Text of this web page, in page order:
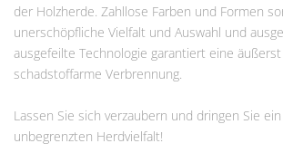
der Holzherde. Zahllose Farben und Formen
unerschöpfliche Vielfalt und Auswahl und
ausgefeilte Technologie garantiert eine
schadstoffarme Verbrennung.
Lassen Sie sich verzaubern und dringen Sie
unbegrenzten Herdvielfalt!